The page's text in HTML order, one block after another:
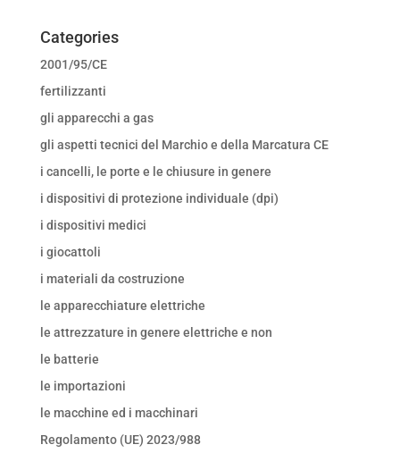
Categories
2001/95/CE
fertilizzanti
gli apparecchi a gas
gli aspetti tecnici del Marchio e della Marcatura CE
i cancelli, le porte e le chiusure in genere
i dispositivi di protezione individuale (dpi)
i dispositivi medici
i giocattoli
i materiali da costruzione
le apparecchiature elettriche
le attrezzature in genere elettriche e non
le batterie
le importazioni
le macchine ed i macchinari
Regolamento (UE) 2023/988